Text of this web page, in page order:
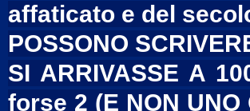
affaticato e del
POSSONO
SI ARRIVASSE A
forse 2 (E NON UNO